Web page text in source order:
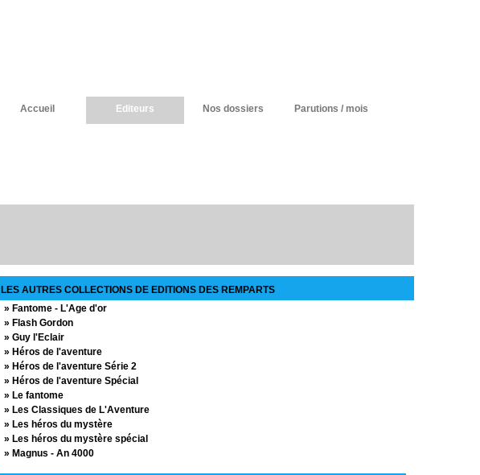
Accueil Editeurs Nos dossiers Parutions / mois
LES AUTRES COLLECTIONS DE EDITIONS DES REMPARTS
» Fantome - L'Age d'or
» Flash Gordon
» Guy l'Eclair
» Héros de l'aventure
» Héros de l'aventure Série 2
» Héros de l'aventure Spécial
» Le fantome
» Les Classiques de L'Aventure
» Les héros du mystère
» Les héros du mystère spécial
» Magnus - An 4000